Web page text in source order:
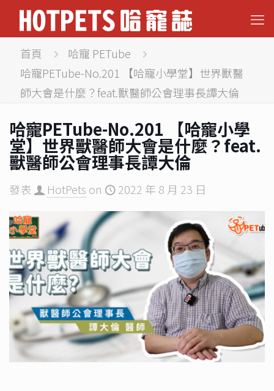
首頁
哈寵 PETube
哈寵PETube-No.201 【哈寵小學堂】世界獸醫
師大會是什麼？feat.獸醫師公會理事長譚大倫
哈寵PETube-No.201 【哈寵小學
堂】世界獸醫師大會是什麼？feat.
獸醫師公會理事長譚大倫
發表 HotPets on 2022 年 8 月 23 日